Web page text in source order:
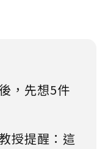
，先想5件
授提醒：這